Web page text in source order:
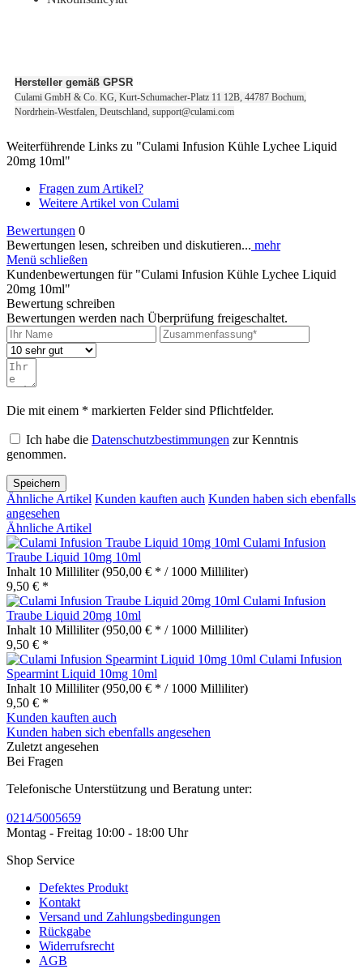
Hersteller gemäß GPSR
Culami GmbH & Co. KG, Kurt-Schumacher-Platz 11 12B, 44787 Bochum,
Nordrhein-Westfalen, Deutschland, support@culami.com
Weiterführende Links zu "Culami Infusion Kühle Lychee Liquid
20mg 10ml"
Fragen zum Artikel?
Weitere Artikel von Culami
Bewertungen 0
Bewertungen lesen, schreiben und diskutieren... mehr
Menü schließen
Kundenbewertungen für "Culami Infusion Kühle Lychee Liquid
20mg 10ml"
Bewertung schreiben
Bewertungen werden nach Überprüfung freigeschaltet.
Die mit einem * markierten Felder sind Pflichtfelder.
Ich habe die Datenschutzbestimmungen zur Kenntnis
genommen.
Speichern
Ähnliche Artikel Kunden kauften auch Kunden haben sich ebenfalls
angesehen
Ähnliche Artikel
Culami Infusion
Traube Liquid 10mg 10ml
Inhalt 10 Milliliter(950,00 € * / 1000 Milliliter)
9,50 € *
Culami Infusion
Traube Liquid 20mg 10ml
Inhalt 10 Milliliter(950,00 € * / 1000 Milliliter)
9,50 € *
Culami Infusion
Spearmint Liquid 10mg 10ml
Inhalt 10 Milliliter(950,00 € * / 1000 Milliliter)
9,50 € *
Kunden kauften auch
Kunden haben sich ebenfalls angesehen
Zuletzt angesehen
Bei Fragen
Telefonische Unterstützung und Beratung unter:
0214/5005659
Montag - Freitag 10:00 - 18:00 Uhr
Shop Service
Defektes Produkt
Kontakt
Versand und Zahlungsbedingungen
Rückgabe
Widerrufsrecht
AGB